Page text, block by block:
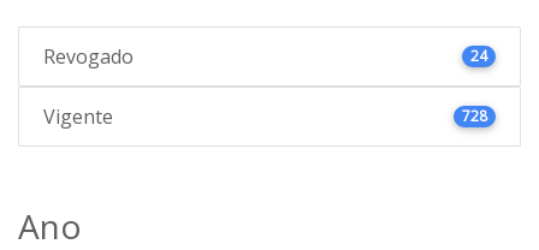
Revogado 24
Vigente 728
Ano